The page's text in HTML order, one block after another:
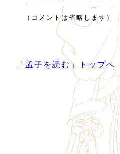
（コメントは省略します）
「孟子を読む」トップへ